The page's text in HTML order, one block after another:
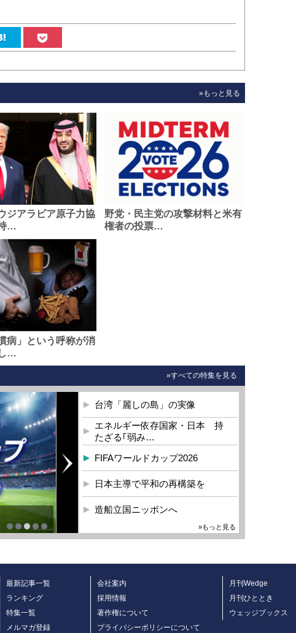
»もっと見る
ジアラビア原子力協
…
野党・民主党の攻撃材料と米有
権者の投票…
病」という呼称が消
…
»すべての特集を見る
台湾「麗しの島」の実像
エネルギー依存国家・日本 持
たざる｢弱み…
FIFAワールドカップ2026
日本主導で平和の再構築を
造船立国ニッポンへ
»もっと見る
最新記事一覧
ランキング
特集一覧
メルマガ登録
会社案内
採用情報
著作権について
プライバシーポリシーについて
月刊Wedge
月刊ひととき
ウェッジブックス